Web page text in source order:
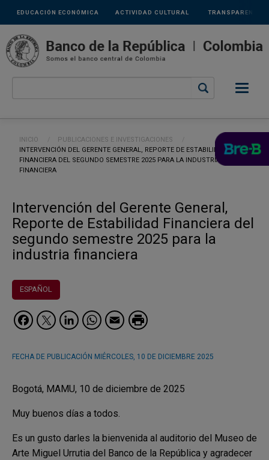
Pasar al contenido principal
Links
secundarios
ACTIVIDAD CULTURAL
EDUCACIÓN ECONÓMICA TRANSPARENCIA
Ruta de navegación
INICIO
PUBLICACIONES E INVESTIGACIONES
CURRENT:
INTERVENCIÓN DEL GERENTE GENERAL, REPORTE DE ESTABILIDAD
FINANCIERA DEL SEGUNDO SEMESTRE 2025 PARA LA INDUSTRIA
FINANCIERA
Intervención del Gerente General,
Reporte de Estabilidad Financiera del
segundo semestre 2025 para la
industria financiera
ESPAÑOL
Facebook
Twitter
LinkedIn
WhatsApp
Email
FECHA DE PUBLICACIÓN MIÉRCOLES, 10 DE DICIEMBRE 2025
Bogotá, MAMU, 10 de diciembre de 2025
Muy buenos días a todos.
Es un gusto darles la bienvenida al auditorio del Museo de
Arte Miguel Urrutia del Banco de la República y agradecer